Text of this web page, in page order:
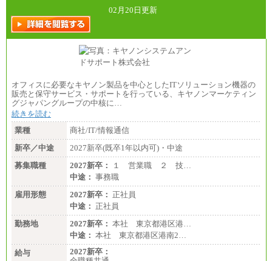
※3…28,000円、※4…25,000円、※5…23,000円）
・試用期間中も給与変更なし
●基幹職（地域限定社員）
・大学・院卒／月給185,000 円～219,000 円 ※勤務地
により異なる。
〈大阪・兵庫〉209,000 円
〈愛知〉194,500 円 〈福岡〉1
85,000 円
地により異なる。
〈東京・神奈川〉210,000 円
〈大阪・兵庫〉200,000 円
〈愛知〉194,500 円 〈福
岡〉185,000円
※基本給のみ（地域手当なし）
※試用期間中も給与変更なし
中途：
【阪急交通社】
◆正社員/総合職
月給250,000円～(※1)、247,000円～(※2)、242,000円
～(※3)、239,000円～(※4)、237,000円～（※5）
・月給は一律地域手当を含んだ金額を表示
（※1…36,000円、※2…33,000円、※3…28,000円、
02月20日更新
オフィスに必要なキヤノン製品を中心としたITソリューション機器の
販売と保守サービス・サポートを行っている、キヤノンマーケティン
グジャパングループの中核に…
続きを読む
業種
商社/IT/情報通信
新卒／中途
2027新卒(既卒1年以内可)・中途
募集職種
2027新卒：
１ 営業職 ２ 技…
中途： 事務職
雇用形態
2027新卒： 正社員
中途： 正社員
勤務地
2027新卒： 本社 東京都港区港…
中途： 本社 東京都港区港南2…
給与
2027新卒：